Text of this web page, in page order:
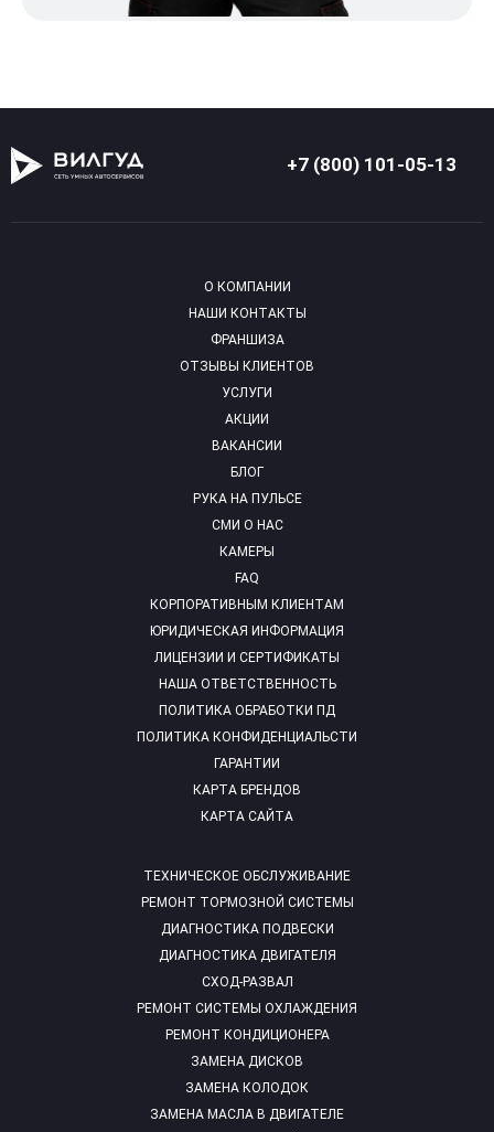
+7 (800) 101-05-13
О КОМПАНИИ
НАШИ КОНТАКТЫ
ФРАНШИЗА
ОТЗЫВЫ КЛИЕНТОВ
УСЛУГИ
АКЦИИ
ВАКАНСИИ
БЛОГ
РУКА НА ПУЛЬСЕ
СМИ О НАС
КАМЕРЫ
FAQ
ТЕХНИЧЕСКОЕ ОБСЛУЖИВАНИЕ
РЕМОНТ ТОРМОЗНОЙ СИСТЕМЫ
ДИАГНОСТИКА ПОДВЕСКИ
ДИАГНОСТИКА ДВИГАТЕЛЯ
СХОД-РАЗВАЛ
РЕМОНТ СИСТЕМЫ ОХЛАЖДЕНИЯ
РЕМОНТ КОНДИЦИОНЕРА
ЗАМЕНА ДИСКОВ
ЗАМЕНА КОЛОДОК
ЗАМЕНА МАСЛА В ДВИГАТЕЛЕ
КОРПОРАТИВНЫМ КЛИЕНТАМ
ЮРИДИЧЕСКАЯ ИНФОРМАЦИЯ
ЛИЦЕНЗИИ И СЕРТИФИКАТЫ
НАША ОТВЕТСТВЕННОСТЬ
ПОЛИТИКА ОБРАБОТКИ ПД
ПОЛИТИКА КОНФИДЕНЦИАЛЬСТИ
ГАРАНТИИ
КАРТА БРЕНДОВ
КАРТА САЙТА